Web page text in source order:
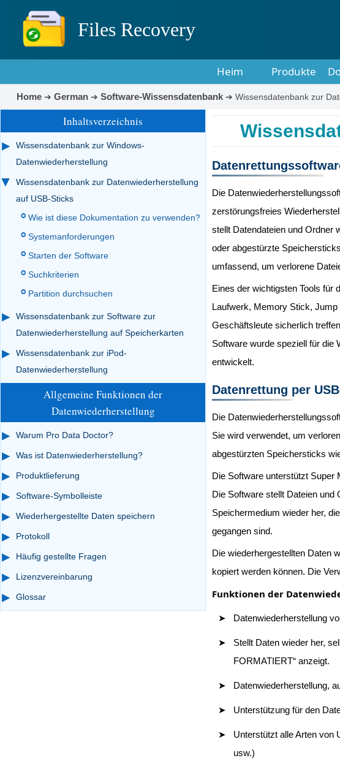
Files Recovery
Heim Produkte
Home➔ German➔ Software-Wissensdatenbank➔ Wissensdatenbank zur
Inhaltsverzeichnis
Wissensdatenbank zur Windows-
Datenwiederherstellung
Wissensdatenbank zur Datenwiederherstellung
auf USB-Sticks
Wie ist diese Dokumentation zu verwenden?
Systemanforderungen
Starten der Software
Suchkriterien
Partition durchsuchen
Wissensdatenbank zur Software zur
Datenwiederherstellung auf Speicherkarten
Wissensdatenbank zur iPod-
Datenwiederherstellung
Allgemeine Funktionen der
Datenwiederherstellung
Warum Pro Data Doctor?
Was ist Datenwiederherstellung?
Produktlieferung
Software-Symbolleiste
Wiederhergestellte Daten speichern
Protokoll
Häufig gestellte Fragen
Lizenzvereinbarung
Glossar
Die
zerstörungsfreies
stellt Datendateien und Ordner
oder abgestürzte
umfassend, um verlorene
Eines der wichtigsten Tools für
Laufwerk, Memory Stick,
Geschäftsleute sicherlich
Software wurde speziell für die
entwickelt.
Datenrettung per
Die
Sie wird verwendet, um
abgestürzten Speichersticks
Die Software unterstützt Super
Die Software stellt Dateien und
Speichermedium wieder her,
gegangen sind.
Die wiederhergestellten Daten
kopiert werden können. Die
Funktionen der
Datenwiederherstellung
Stellt Daten wieder her,
FORMATIERT“ anzeigt.
Datenwiederherstellung,
Unterstützung für den
Unterstützt alle Arten von
usw.)